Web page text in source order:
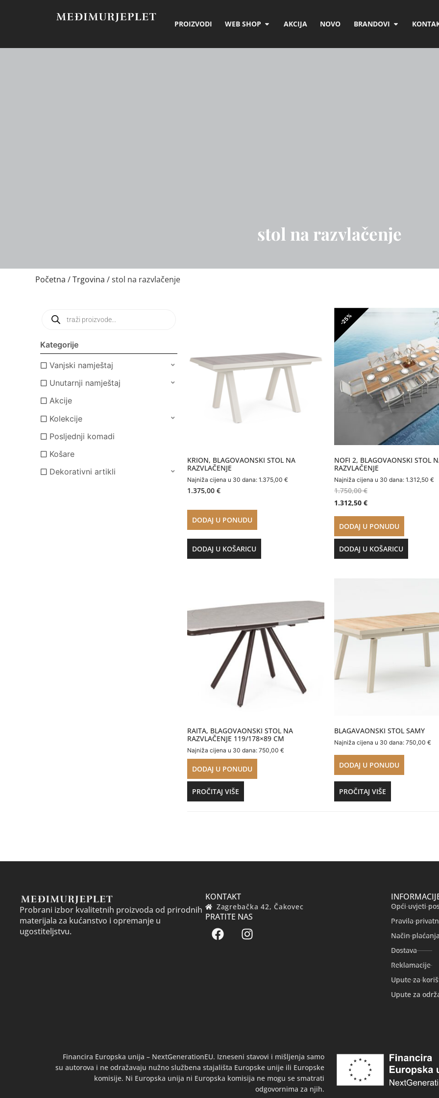
PROIZVODI WEB SHOP AKCIJA NOVO BRANDOVI
stol na razvlačenje
Početna /Trgovina / stol na razvlačenje
Kategorije
Vanjski namještaj
Unutarnji namještaj
Akcije
Kolekcije
Posljednji komadi
Košare
Dekorativni artikli
KRION, BLAGOVAONSKI STOL NA
RAZVLAČENJE
Najniža cijena u 30 dana: 1.375,00 €
1.375,00 €
DODAJ U PONUDU
DODAJ U KOŠARICU
-25%
NOFI 2, BLAGOVAONSKI STOL
RAZVLAČENJE
Najniža cijena u 30 dana: 1.312,50 €
1.750,00€
1.312,50 €
DODAJ U PONUDU
DODAJ U KOŠARICU
RAITA, BLAGOVAONSKI STOL NA
RAZVLAČENJE 119/178×89 CM
Najniža cijena u 30 dana: 750,00 €
DODAJ U PONUDU
PROČITAJ VIŠE
BLAGAVAONSKI STOL SAMY
Najniža cijena u 30 dana: 750,00 €
DODAJ U PONUDU
PROČITAJ VIŠE
Probrani izbor kvalitetnih proizvoda od prirodnih
materijala za kućanstvo i opremanje u
ugostiteljstvu.
KONTAKT
Zagrebačka 42, Čakovec
PRATITE NAS
Opći uvjeti
Pravila
Način
Dostava
Reklamacije
Upute za
Upute za
Financira Europska unija – NextGenerationEU. Izneseni stavovi i mišljenja samo
su autorova i ne odražavaju nužno službena stajališta Europske unije ili Europske
komisije. Ni Europska unija ni Europska komisija ne mogu se smatrati
odgovornima za njih.